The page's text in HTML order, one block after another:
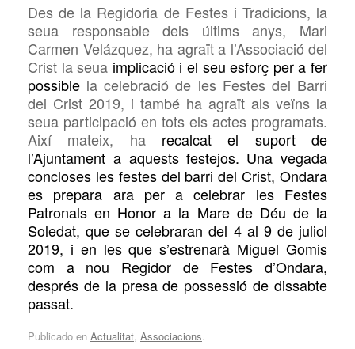
Des de la Regidoria de Festes i Tradicions, la
seua responsable dels últims anys, Mari
Carmen Velázquez, ha agraït a l’Associació del
Crist la seua implicació i el seu esforç per a fer
possible la celebració de les Festes del Barri
del Crist 2019, i també ha agraït als veïns la
seua participació en tots els actes programats.
Així mateix, harecalcat el suport de
l’Ajuntament a aquests festejos. Una vegada
concloses les festes del barri del Crist, Ondara
es prepara ara per a celebrar les Festes
Patronals en Honor a la Mare de Déu de la
Soledat, que se celebraran del 4 al 9 de juliol
2019, i en les que s’estrenarà Miguel Gomis
com a nou Regidor de Festes d’Ondara,
després de la presa de possessió de dissabte
passat.
Publicado en Actualitat, Associacions.